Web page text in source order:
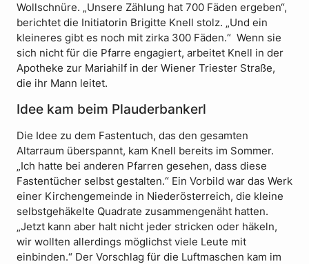
Wollschnüre. „Unsere Zählung hat 700 Fäden ergeben“,
berichtet die Initiatorin Brigitte Knell stolz. „Und ein
kleineres gibt es noch mit zirka 300 Fäden.“ Wenn sie
sich nicht für die Pfarre engagiert, arbeitet Knell in der
Apotheke zur Mariahilf in der Wiener Triester Straße,
die ihr Mann leitet.
Idee kam beim Plauderbankerl
Die Idee zu dem Fastentuch, das den gesamten
Altarraum überspannt, kam Knell bereits im Sommer.
„Ich hatte bei anderen Pfarren gesehen, dass diese
Fastentücher selbst gestalten.“ Ein Vorbild war das Werk
einer Kirchengemeinde in Niederösterreich, die kleine
selbstgehäkelte Quadrate zusammengenäht hatten.
„Jetzt kann aber halt nicht jeder stricken oder häkeln,
wir wollten allerdings möglichst viele Leute mit
einbinden.“ Der Vorschlag für die Luftmaschen kam im